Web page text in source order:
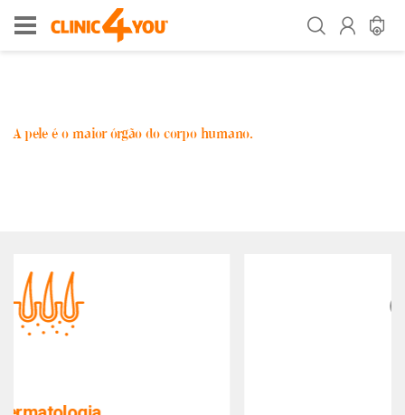
A pele é o maior órgão do corpo humano.